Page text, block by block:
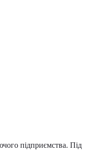
підприємства. Під